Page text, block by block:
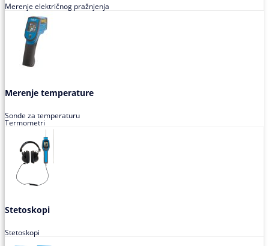
Merenje električnog pražnjenja
Merenje temperature
Sonde za temperaturu
Termometri
Stetoskopi
Stetoskopi